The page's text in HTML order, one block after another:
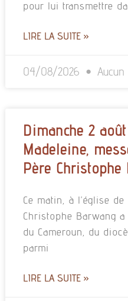
pour lui transmettre
LIRE LA SUITE »
04/08/2026
Dimanche 2
Madeleine,
Père Christophe
Ce matin, à l’église
Christophe Barwang
du Cameroun, du
parmi
LIRE LA SUITE »